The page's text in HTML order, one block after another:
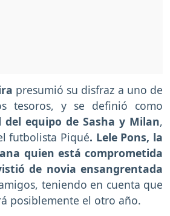
presumió su disfraz a uno de
tesoros, y se definió como
equipo de Sasha y Milan,
futbolista Piqué. Lele Pons, la
quien está comprometida
de novia ensangrentada
teniendo en cuenta que
posiblemente el otro año.